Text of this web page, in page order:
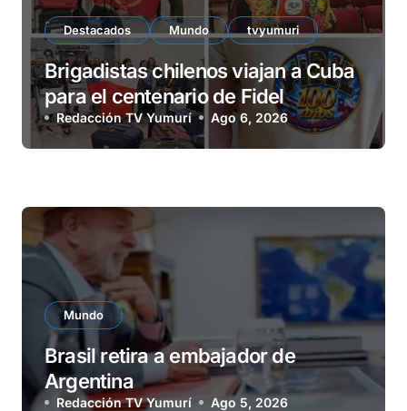
Destacados Mundo tvyumuri
Brigadistas chilenos viajan a Cuba
para el centenario de Fidel
Redacción TV Yumurí Ago 6, 2026
Mundo
Brasil retira a embajador de
Argentina
Redacción TV Yumurí Ago 5, 2026